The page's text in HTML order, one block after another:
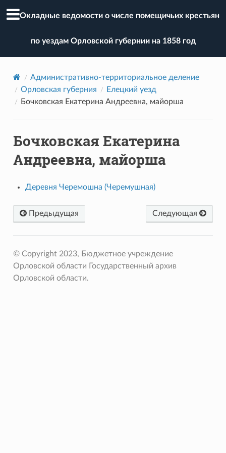
Окладные ведомости о числе помещичьих крестьян
по уездам Орловской губернии на 1858 год
Административно-территориальное деление
Орловская губерния
Елецкий уезд
Бочковская Екатерина Андреевна, майорша
Бочковская Екатерина
Андреевна, майорша
Деревня Черемошна (Черемушная)
Предыдущая Следующая
© Copyright 2023, Бюджетное учреждение
Орловской области Государственный архив
Орловской области.